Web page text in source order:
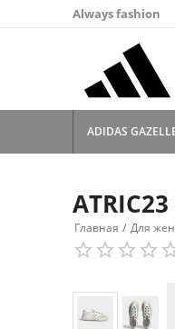
Always fashion
ADIDAS
Главная / Для